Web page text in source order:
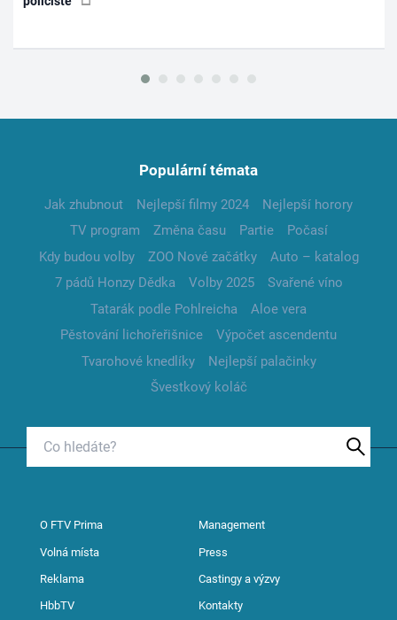
Populární témata
Jak zhubnout Nejlepší filmy 2024
Nejlepší horory
TV program
Změna času Partie
Počasí
Kdy budou volby
ZOO Nové začátky
Auto – katalog
7 pádů Honzy Dědka
Volby 2025
Svařené víno
Tatarák podle Pohlreicha
Aloe vera
Pěstování lichořeřišnice
Výpočet ascendentu
Tvarohové knedlíky
Nejlepší palačinky
Švestkový koláč
O FTV Prima Management
Volná místa Press
Reklama Castingy a výzvy
HbbTV Kontakty